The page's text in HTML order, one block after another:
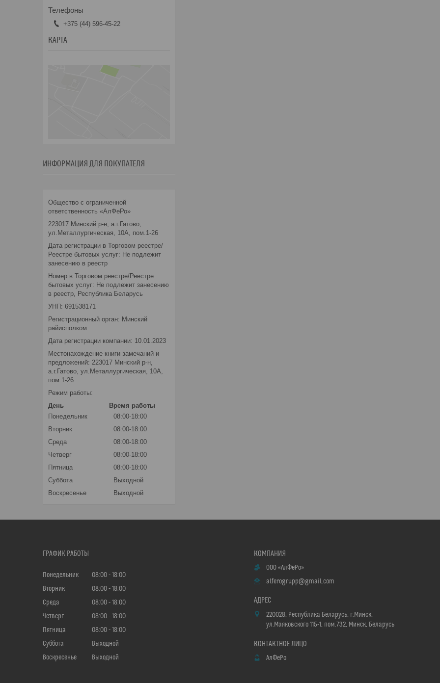
+375 (44) 596-45-22
КАРТА
ИНФОРМАЦИЯ ДЛЯ ПОКУПАТЕЛЯ
Общество с ограниченной
ответственность «АлФеРо»
223017 Минский р-н, а.г.Гатово,
ул.Металлургическая, 10А, пом.1-26
Дата регистрации в Торговом реестре/
Реестре бытовых услуг: Не подлежит
занесению в реестр
Номер в Торговом реестре/Реестре
бытовых услуг: Не подлежит занесению
в реестр, Республика Беларусь
УНП: 691538171
Регистрационный орган: Минский
райисполком
Дата регистрации компании: 10.01.2023
Местонахождение книги замечаний и
предложений: 223017 Минский р-н,
а.г.Гатово, ул.Металлургическая, 10А,
пом.1-26
Режим работы:
День
Время работы
Понедельник
08:00-18:00
Вторник
08:00-18:00
Среда
08:00-18:00
Четверг
08:00-18:00
Пятница
08:00-18:00
Суббота
Выходной
Воскресенье
Выходной
ГРАФИК РАБОТЫ
Понедельник 08:00
18:00
Вторник
08:00
18:00
Среда
08:00
18:00
Четверг
08:00
18:00
Пятница
08:00
18:00
Суббота
Выходной
Воскресенье
Выходной
ООО «АлФеРо»
alferogrupp@gmail.com
220028, Республика Беларусь, г.Минск,
ул.Маяковского 115-1, пом.732, Минск, Беларусь
АлФеРо